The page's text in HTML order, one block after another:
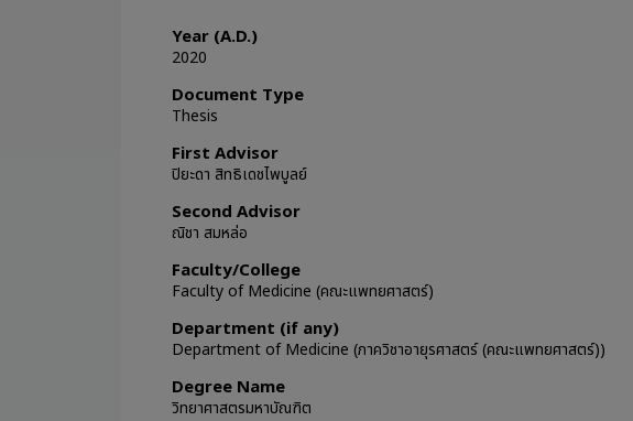
Year (A.D.)
2020
Document Type
Thesis
First Advisor
ปิยะดา สิทธิเดชไพบูลย์
Second Advisor
ณิชา สมหล่อ
Faculty/College
Faculty of Medicine (คณะแพทยศาสตร์)
Department (if any)
Department of Medicine (ภาควิชาอายุรศาสตร์ (คณะแพทยศาสตร์))
Degree Name
วิทยาศาสตรมหาบัณฑิต